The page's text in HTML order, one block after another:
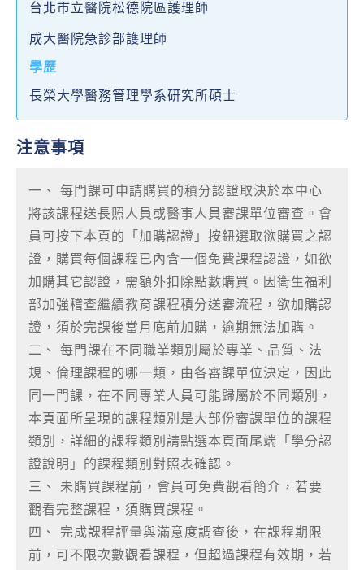
台北市立醫院松德院區護理師
成大醫院急診部護理師
學歷
長榮大學醫務管理學系研究所碩士
注意事項
一、 每門課可申請購買的積分認證取決於本中心
將該課程送長照人員或醫事人員審課單位審查。會
員可按下本頁的「加購認證」按鈕選取欲購買之認
證，購買每個課程已內含一個免費課程認證，如欲
加購其它認證，需額外扣除點數購買。因衛生福利
部加強稽查繼續教育課程積分送審流程，欲加購認
證，須於完課後當月底前加購，逾期無法加購。
二、 每門課在不同職業類別屬於專業、品質、法
規、倫理課程的哪一類，由各審課單位決定，因此
同一門課，在不同專業人員可能歸屬於不同類別，
本頁面所呈現的課程類別是大部份審課單位的課程
類別，詳細的課程類別請點選本頁面尾端「學分認
證說明」的課程類別對照表確認。
三、 未購買課程前，會員可免費觀看簡介，若要
觀看完整課程，須購買課程。
四、 完成課程評量與滿意度調查後，在課程期限
前，可不限次數觀看課程，但超過課程有效期，若